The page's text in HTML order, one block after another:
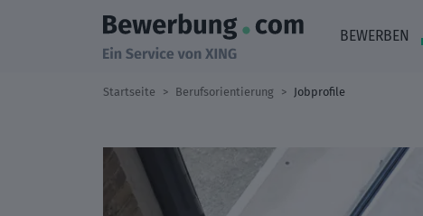
BEWERBEN
Startseite Berufsorientierung Jobprofile